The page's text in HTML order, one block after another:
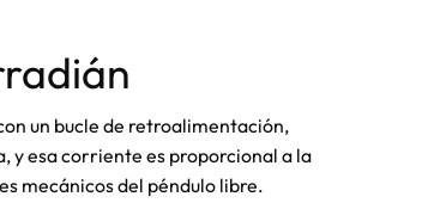
un bucle de retroalimentación,
y esa corriente es proporcional a la
mecánicos del péndulo libre.